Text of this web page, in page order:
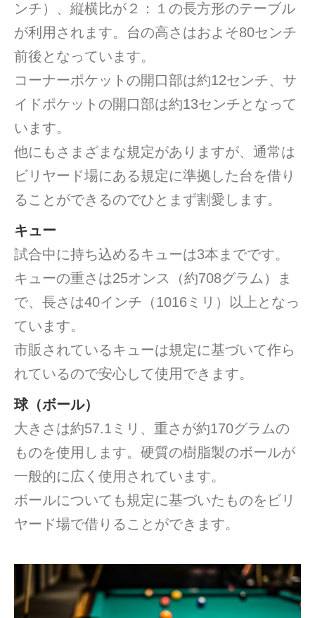
ンチ）、縦横比が２：１の長方形のテーブル
が利用されます。台の高さはおよそ80センチ
前後となっています。
コーナーポケットの開口部は約12センチ、サ
イドポケットの開口部は約13センチとなって
います。
他にもさまざまな規定がありますが、通常は
ビリヤード場にある規定に準拠した台を借り
ることができるのでひとまず割愛します。
キュー
試合中に持ち込めるキューは3本までです。
キューの重さは25オンス（約708グラム）ま
で、長さは40インチ（1016ミリ）以上となっ
ています。
市販されているキューは規定に基づいて作ら
れているので安心して使用できます。
球（ボール）
大きさは約57.1ミリ、重さが約170グラムの
ものを使用します。硬質の樹脂製のボールが
一般的に広く使用されています。
ボールについても規定に基づいたものをビリ
ヤード場で借りることができます。